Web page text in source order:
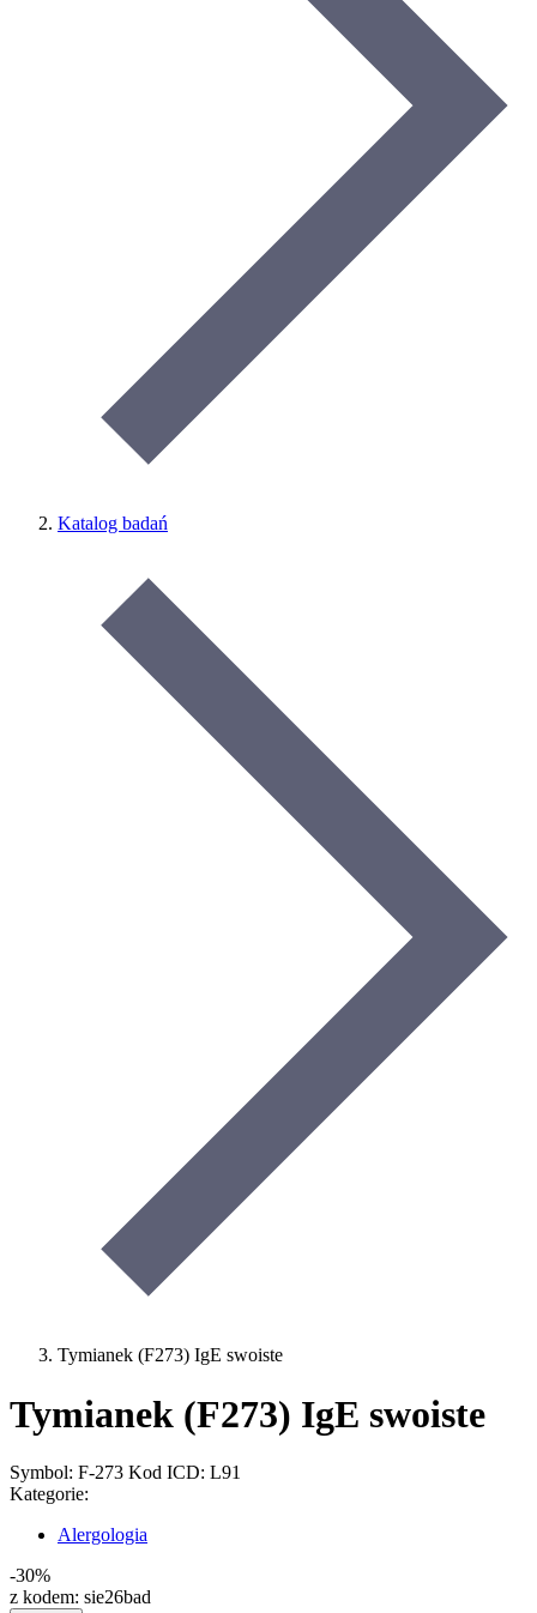
Katalog badań
Tymianek (F273) IgE swoiste
Tymianek (F273) IgE swoiste
Symbol: F-273 Kod ICD: L91
Kategorie:
Alergologia
-30%
z kodem: sie26bad